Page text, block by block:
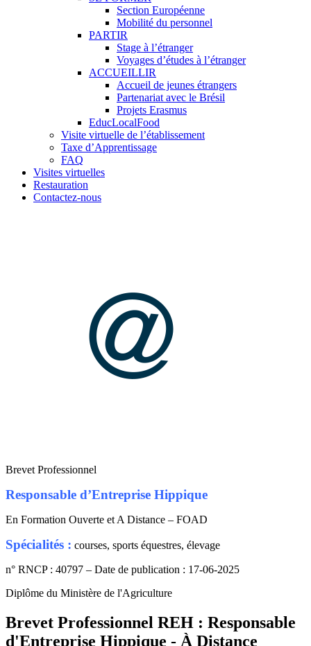
Section Européenne
Mobilité du personnel
PARTIR
Stage à l’étranger
Voyages d’études à l’étranger
ACCUEILLIR
Accueil de jeunes étrangers
Partenariat avec le Brésil
Projets Erasmus
EducLocalFood
Visite virtuelle de l’établissement
Taxe d’Apprentissage
FAQ
Visites virtuelles
Restauration
Contactez-nous
Brevet Professionnel
Responsable d’Entreprise Hippique
En Formation Ouverte et A Distance – FOAD
Spécialités : courses, sports équestres, élevage
n° RNCP : 40797 – Date de publication : 17-06-2025
Diplôme du Ministère de l'Agriculture
Brevet Professionnel REH : Responsable
d'Entreprise Hippique - À Distance